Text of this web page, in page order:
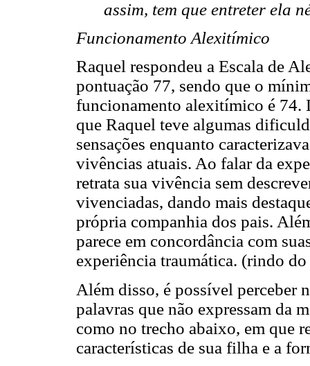
assim, tem que entreter ela
Funcionamento Alexitímico
Raquel respondeu a Escala de
pontuação 77, sendo que o
funcionamento alexitímico é 74.
que Raquel teve algumas
sensações enquanto
vivências atuais. Ao falar da
retrata sua vivência sem
vivenciadas, dando mais
própria companhia dos pais.
parece em concordância com
experiência traumática. (rindo
Além disso, é possível perceber
palavras que não expressam da
como no trecho abaixo, em que
características de sua filha e a